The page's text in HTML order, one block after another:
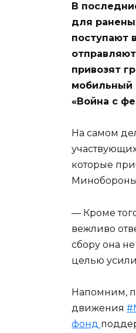
В
для
поступают
привозят
мобильный
«Война с
На самом
которые
— Кроме
вежливо
сбору она
целью
Напомним,
движения
фонд